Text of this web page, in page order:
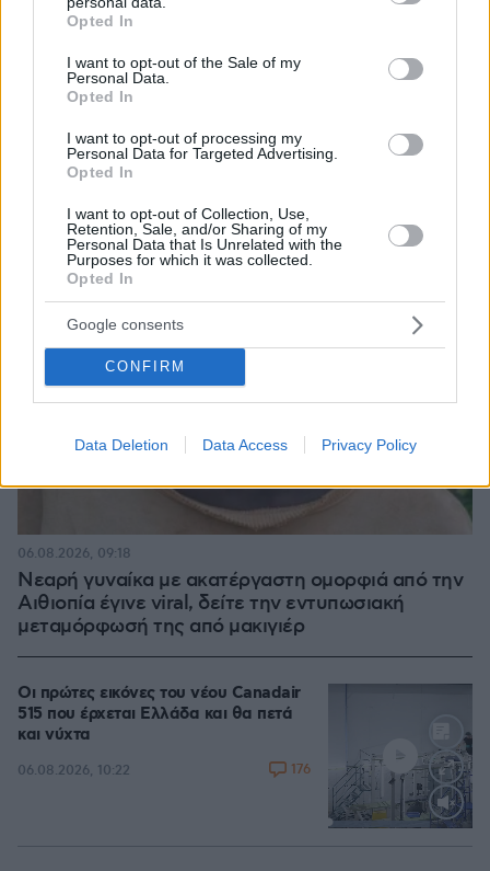
grant or deny consent to Google and its third-party tags to
use your data for below specified purposes in below Google
consent section.
Opted In
I want to opt-out of the Sale of my
Personal Data.
Opted In
I want to opt-out of processing my
Personal Data for Targeted Advertising.
Opted In
I want to opt-out of Collection, Use,
Retention, Sale, and/or Sharing of my
Personal Data that Is Unrelated with the
Purposes for which it was collected.
Opted In
Google consents
CONFIRM
Data Deletion Data Access Privacy Policy
αυτοκίνητο
Νεαρή γυναίκα με ακατέργαστη ομορφιά από την
Αιθιοπία έγινε viral, δείτε την εντυπωσιακή
μεταμόρφωσή της από μακιγιέρ
06.08.2026, 09:18
Loaded:
Οι πρώτες εικόνες του νέου Canadair
515 που έρχεται Ελλάδα και θα πετά
και νύχτα
06.08.2026, 10:22 176